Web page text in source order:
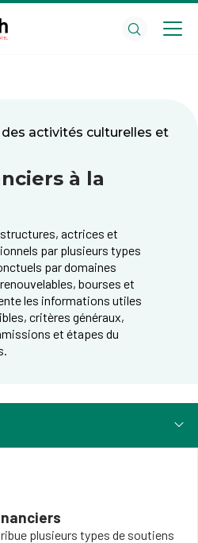
activités culturelles et
à la
actrices et
par plusieurs types
par domaines
bourses et
les informations utiles
critères généraux,
et étapes du
plusieurs types de soutiens